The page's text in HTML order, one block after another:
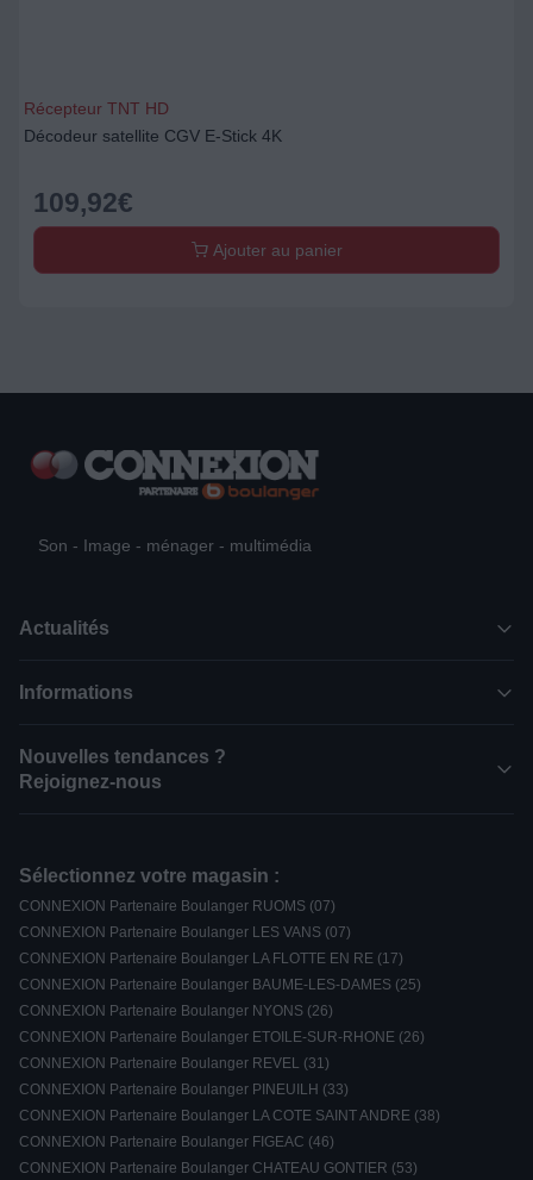
Récepteur TNT HD
Décodeur satellite CGV E-Stick 4K
109,92€
Ajouter au panier
Son - Image - ménager - multimédia
Actualités
Informations
Nouvelles tendances ?
Rejoignez-nous
Sélectionnez votre magasin :
CONNEXION Partenaire Boulanger RUOMS (07)
CONNEXION Partenaire Boulanger LES VANS (07)
CONNEXION Partenaire Boulanger LA FLOTTE EN RE (17)
CONNEXION Partenaire Boulanger BAUME-LES-DAMES (25)
CONNEXION Partenaire Boulanger NYONS (26)
CONNEXION Partenaire Boulanger ETOILE-SUR-RHONE (26)
CONNEXION Partenaire Boulanger REVEL (31)
CONNEXION Partenaire Boulanger PINEUILH (33)
CONNEXION Partenaire Boulanger LA COTE SAINT ANDRE (38)
CONNEXION Partenaire Boulanger FIGEAC (46)
CONNEXION Partenaire Boulanger CHATEAU GONTIER (53)